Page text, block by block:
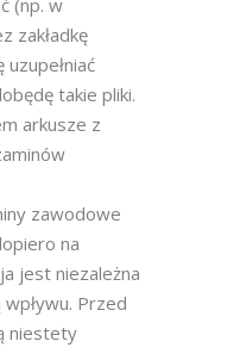
(np. w
zakładkę
takie pliki.
arkusze z
zawodowe
na
jest niezależna
Przed
niestety